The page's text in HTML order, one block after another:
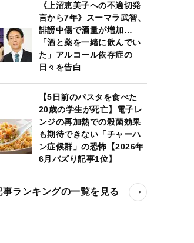
利子）
《上沼恵美子への不適切発
言から7年》スーマラ武智、
誹謗中傷で酒量が増加…
「酒と薬を一緒に飲んでい
た」アルコール依存症の
日々を告白
【5日前のパスタを食べた
20歳の学生が死亡】電子レ
ンジの再加熱での殺菌効果
も期待できない「チャーハ
ン症候群」の恐怖【2026年
6月バズり記事1位】
事ランキングの一覧を見る